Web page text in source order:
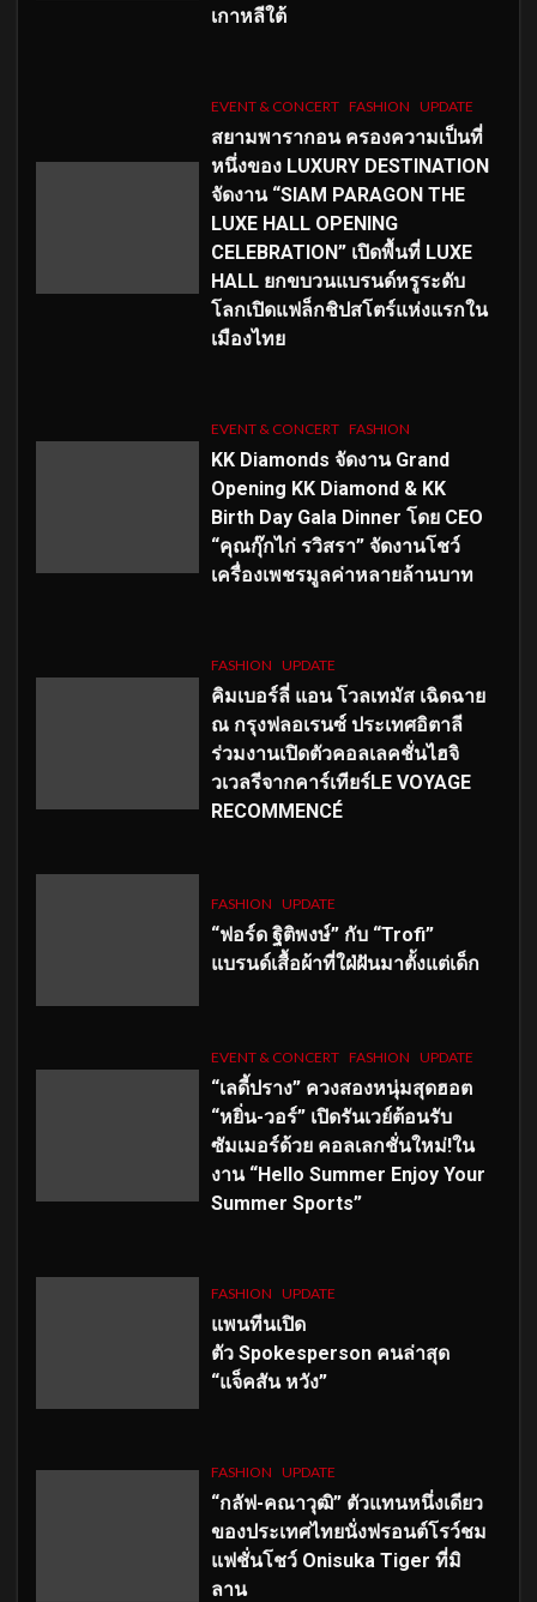
เกาหลีใต้
EVENT & CONCERT FASHION UPDATE
สยามพารากอน ครองความเป็นที่
หนึ่งของ LUXURY DESTINATION
จัดงาน “SIAM PARAGON THE
LUXE HALL OPENING
CELEBRATION” เปิดพื้นที่ LUXE
HALL ยกขบวนแบรนด์หรูระดับ
โลกเปิดแฟล็กชิปสโตร์แห่งแรกใน
เมืองไทย
EVENT & CONCERT FASHION
KK Diamonds จัดงาน Grand
Opening KK Diamond & KK
Birth Day Gala Dinner โดย CEO
“คุณกุ๊กไก่ รวิสรา” จัดงานโชว์
เครื่องเพชรมูลค่าหลายล้านบาท
FASHION UPDATE
คิมเบอร์ลี่ แอน โวลเทมัส เฉิดฉาย
ณ กรุงฟลอเรนซ์ ประเทศอิตาลี
ร่วมงานเปิดตัวคอลเลคชั่นไฮจิ
วเวลรีจากคาร์เทียร์LE VOYAGE
RECOMMENCÉ
FASHION UPDATE
“ฟอร์ด ฐิติพงษ์” กับ “Trofi”
แบรนด์เสื้อผ้าที่ใฝ่ฝันมาตั้งแต่เด็ก
EVENT & CONCERT FASHION UPDATE
“เลดี้ปราง” ควงสองหนุ่มสุดฮอต
“หยิ่น-วอร์” เปิดรันเวย์ต้อนรับ
ซัมเมอร์ด้วย คอลเลกชั่นใหม่!ใน
งาน “Hello Summer Enjoy Your
Summer Sports”
FASHION UPDATE
แพนทีนเปิด
ตัว Spokesperson คนล่าสุด
“แจ็คสัน หวัง”
FASHION UPDATE
“กลัฟ-คณาวุฒิ” ตัวแทนหนึ่งเดียว
ของประเทศไทยนั่งฟรอนต์โรว์ชม
แฟชั่นโชว์ Onisuka Tiger ที่มิ
ลาน